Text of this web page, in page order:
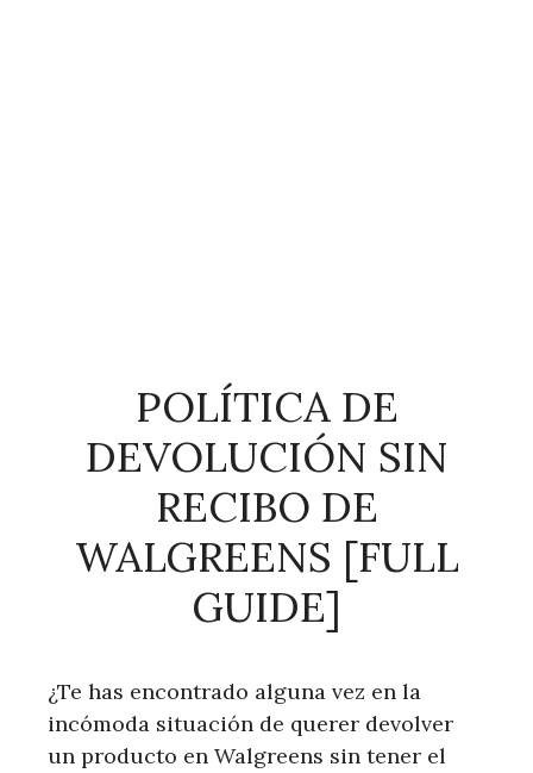
POLÍTICA DE
DEVOLUCIÓN SIN
RECIBO DE
WALGREENS [FULL
GUIDE]
¿Te has encontrado alguna vez en la
incómoda situación de querer devolver
un producto en Walgreens sin tener el